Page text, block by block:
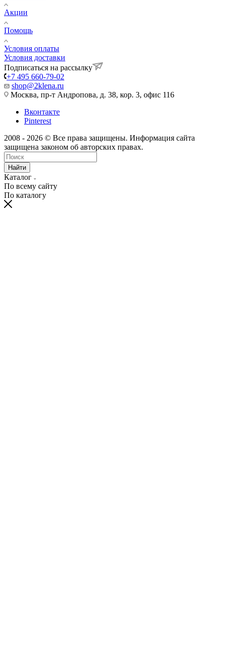
Акции
Помощь
Условия оплаты
Условия доставки
Подписаться на рассылку
+7 495 660-79-02
shop@2klena.ru
Москва, пр-т Андропова, д. 38, кор. 3, офис 116
Вконтакте
Pinterest
2008 - 2026 © Все права защищены. Информация сайта
защищена законом об авторских правах.
Найти
Каталог
По всему сайту
По каталогу